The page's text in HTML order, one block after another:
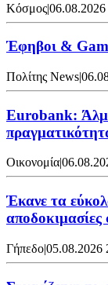
Κόσμος|
Έφηβοι &
Πολίτης News|
Eurobank:
Οικονομία|
Έκανε τα
αποδοκιμασίες
Γήπεδο|05.08.2026